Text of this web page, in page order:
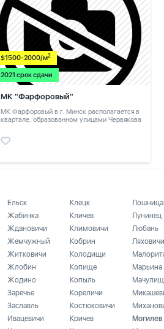
$1500-2000/м2
2021 срок сдачи
МК "Фарфоровый"
МК Фарфоровый в г. Минск располагается в
квартале, образованном улицами Червякова
Ельск
Жабинка
Ждановичи
Жемчужный
Житковичи
Жлобин
Жодино
Заречье
Заславль
Ивацевичи
Клецк
Кличев
Климовичи
Кобрин
Колодищи
Копище
Копыль
Кореличи
Костюковичи
Кричев
Лошница
Лунинец
Любань
Ляховичи
Марьина
Могилев